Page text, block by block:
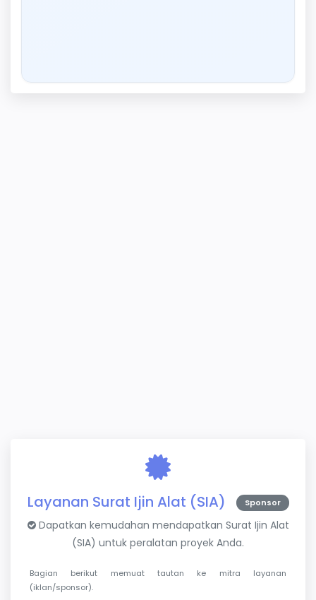
Layanan Surat Ijin Alat (SIA) Sponsor
Dapatkan kemudahan mendapatkan Surat Ijin Alat
(SIA) untuk peralatan proyek Anda.
Bagian berikut memuat tautan ke mitra layanan
(iklan/sponsor).